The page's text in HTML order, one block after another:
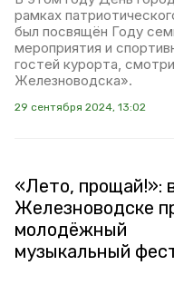
рамках
был посвящён Году
мероприятия и
гостей курорта,
Железноводска».
29 сентября 2024, 13:02
«Лето, прощай!»:
Железноводске
молодёжный
музыкальный